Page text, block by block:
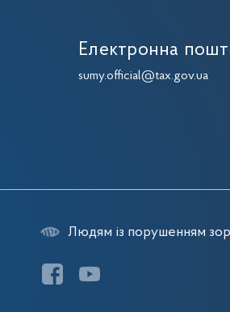
Електронна
sumy.official@tax.gov.ua
Людям із порушенням